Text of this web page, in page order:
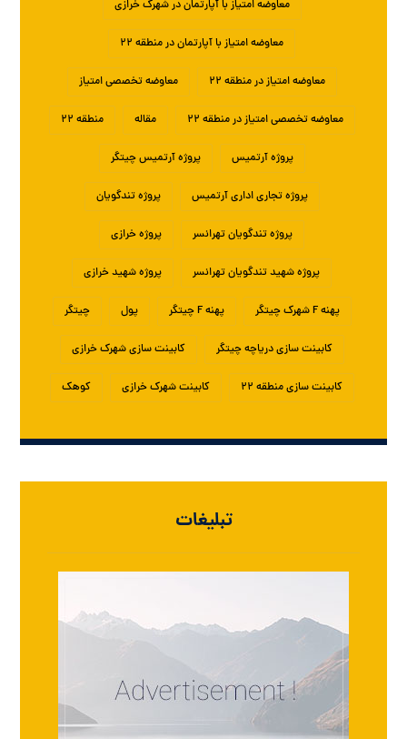
معاوضه امتیاز با آپارتمان در شهرک خرازی
معاوضه امتیاز با آپارتمان در منطقه ۲۲
معاوضه امتیاز در منطقه ۲۲ معاوضه تخصصی امتیاز
معاوضه تخصصی امتیاز در منطقه ۲۲ مقاله منطقه ۲۲
پروژه آرتمیس پروژه آرتمیس چیتگر
پروژه تجاری اداری آرتمیس پروژه تندگویان
پروژه تندگویان تهرانسر پروژه خرازی
پروژه شهید تندگویان تهرانسر پروژه شهید خرازی
پهنه F شهرک چیتگر پهنه F چیتگر پول چیتگر
کابینت سازی دریاچه چیتگر کابینت سازی شهرک خرازی
کابینت سازی منطقه ۲۲ کابینت شهرک خرازی کوهک
تبلیغات